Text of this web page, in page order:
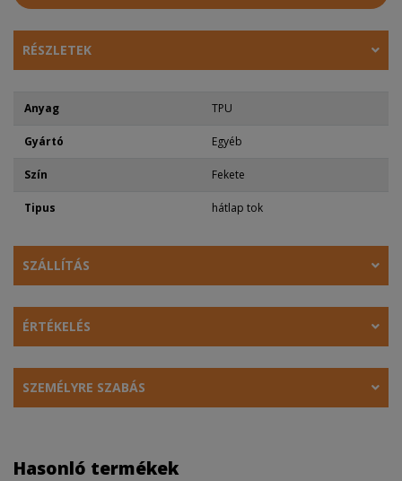
RÉSZLETEK
Anyag TPU
Gyártó Egyéb
Szín Fekete
Tipus hátlap tok
SZÁLLÍTÁS
ÉRTÉKELÉS
SZEMÉLYRE SZABÁS
Hasonló termékek